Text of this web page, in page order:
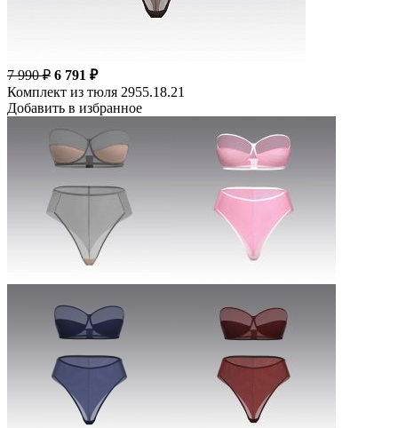
7 990 ₽ 6 791 ₽
Комплект из тюля 2955.18.21
Добавить в избранное